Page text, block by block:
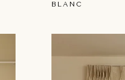
BLANC